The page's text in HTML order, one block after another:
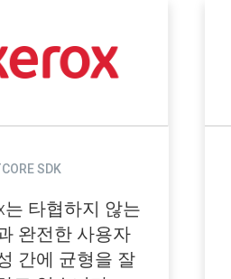
SDK
는 타협하지 않는
완전한 사용자
간에 균형을 잘